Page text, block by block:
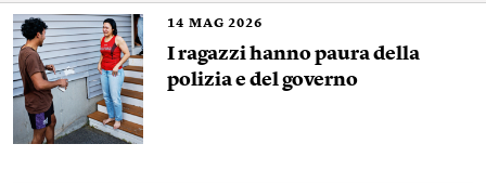
14 MAG 2026
I ragazzi hanno paura della
polizia e del governo